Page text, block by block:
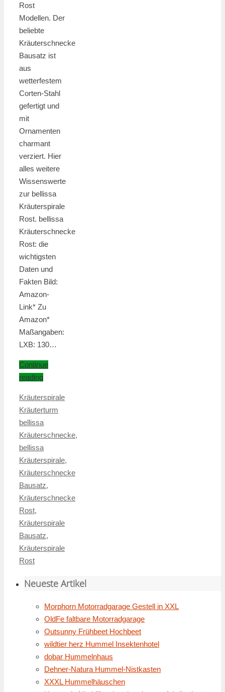
Rost
Modellen. Der
beliebte
Kräuterschnecke
Bausatz ist
aus
wetterfestem
Corten-Stahl
gefertigt und
mit
Ornamenten
charmant
verziert. Hier
alles weitere
Wissenswerte
zur bellissa
Kräuterspirale
Rost. bellissa
Kräuterschnecke
Rost: die
wichtigsten
Daten und
Fakten Bild:
Amazon-
Link* Zu
Amazon*
Maßangaben:
LXB: 130…
Continue
reading
Kräuterspirale
Kräuterturm
bellissa
Kräuterschnecke,
bellissa
Kräuterspirale,
Kräuterschnecke
Bausatz,
Kräuterschnecke
Rost,
Kräuterspirale
Bausatz,
Kräuterspirale
Rost
Neueste Artikel
Morphorn Motorradgarage Gestell in XXL
OldFe faltbare Motorradgarage
Outsunny Frühbeet Hochbeet
wildtier herz Hummel Insektenhotel
dobar Hummelnhaus
Dehner-Natura Hummel-Nistkasten
XXXL Hummelhäuschen